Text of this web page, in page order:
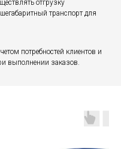
отгрузку
транспорт для
потребностей клиентов и
выполнении заказов.